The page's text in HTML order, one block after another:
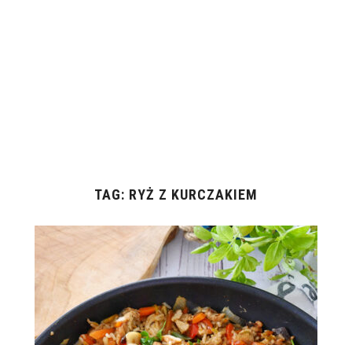
TAG: RYŻ Z KURCZAKIEM